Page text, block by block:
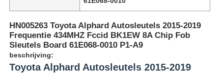
HN005263 Toyota Alphard Autosleutels 2015-2019
Frequentie 434MHZ Fccid BK1EW 8A Chip Fob
Sleutels Board 61E068-0010 P1-A9
beschrijving:
Toyota Alphard Autosleutels 2015-2019